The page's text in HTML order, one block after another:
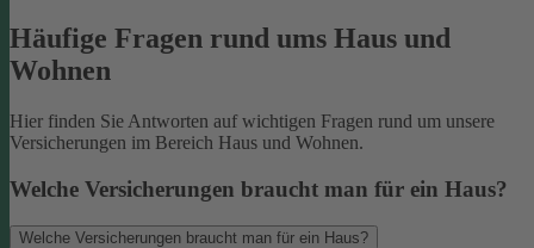
Häufige Fragen rund ums Haus und
Wohnen
Hier finden Sie Antworten auf wichtigen Fragen rund um unsere
Versicherungen im Bereich Haus und Wohnen.
Welche Versicherungen braucht man für ein Haus?
Welche Versicherungen braucht man für ein Haus?